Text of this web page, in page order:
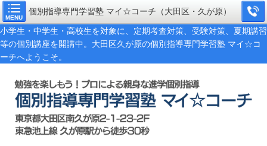
MENU
個別指導専門学習塾 マイ☆コーチ（大田区・久が原）
小学生・中学生・高校生を対象に、定期考査対策、受験対策、夏期講習
等の個別講座を開講中。大田区久が原の個別指導専門学習塾 マイ☆コ
ーチへようこそ。